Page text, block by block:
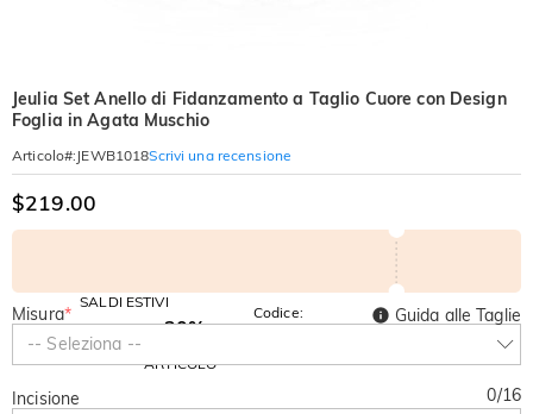
Jeulia Set Anello di Fidanzamento a Taglio Cuore con Design
Foglia in Agata Muschio
Articolo#: JEWB1018Scrivi una recensione
$219.00
SALDI ESTIVI
-10%
SU TUTTO
-30%
ARTICOLO
Codice:
SUMMER
Misura*
-- Seleziona --
Guida alle Taglie
Incisione 0/16